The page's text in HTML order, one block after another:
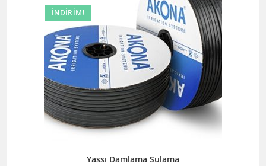
İNDIRIM!
Yassı Damlama Sulama